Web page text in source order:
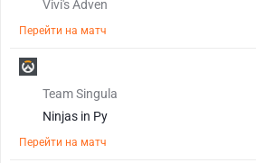
Vivi's Adven
Перейти на матч
Team Singula
Ninjas in Py
Перейти на матч